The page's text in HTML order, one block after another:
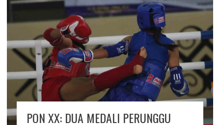
PON XX: DUA MEDALI PERUNGGU